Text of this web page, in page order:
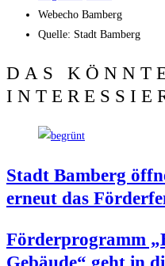
Web­echo Bamberg
Quel­le: Stadt Bamberg
DAS
Stadt Bam­berg
erneut das
För­der­pro­gramm